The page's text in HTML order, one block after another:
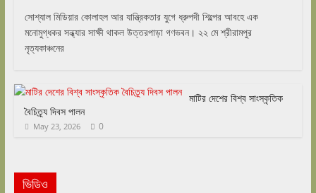
সোশ্যাল মিডিয়ার কোলাহল আর যান্ত্রিকতার যুগে ধ্রুপদী শিল্পের আবহে এক
মনোমুগ্ধকর সন্ধ্যার সাক্ষী থাকল উত্তরপাড়া গণভবন। ২২ মে শ্রীরামপুর
নৃত্যকাঞ্চনের
মাটির দেশের বিশ্ব সাংস্কৃতিক
বৈচিত্র্য দিবস পালন
May 23, 2026 0
ভিডিও